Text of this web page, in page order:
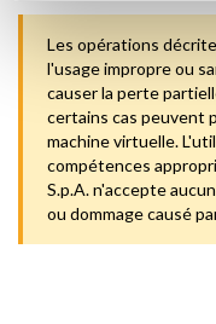
Les opérations
l'usage impropre ou
causer la perte
certains cas peuvent
machine virtuelle.
compétences
S.p.A. n'accepte
ou dommage causé